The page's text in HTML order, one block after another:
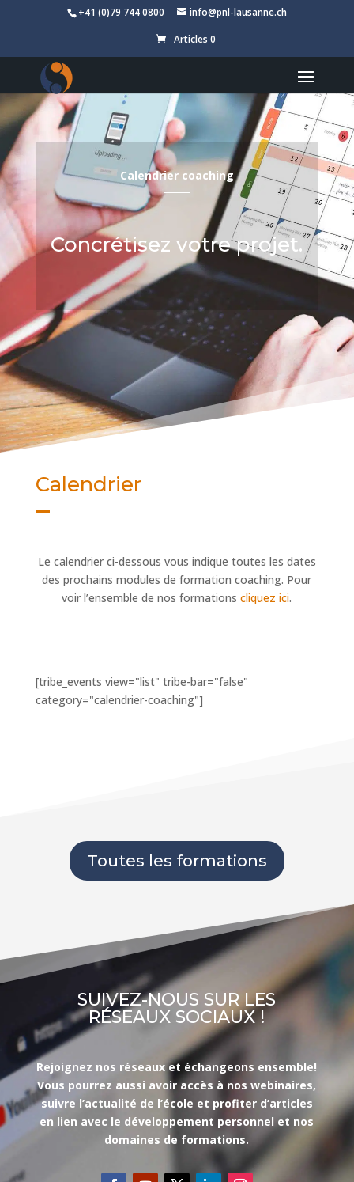
+41 (0)79 744 0800
info@pnl-lausanne.ch
Articles 0
Calendrier coaching
Concrétisez votre projet.
Calendrier
Le calendrier ci-dessous vous indique toutes les dates
des prochains modules de formation coaching. Pour
voir l’ensemble de nos formationscliquez ici.
[tribe_events view="list" tribe-bar="false"
category="calendrier-coaching"]
Toutes les formations
SUIVEZ-NOUS SUR LES
RÉSEAUX SOCIAUX !
Rejoignez nos réseaux et échangeons ensemble!
Vous pourrez aussi avoir accès à nos webinaires,
suivre l’actualité de l’école et profiter d’articles
en lien avec le développement personnel et nos
domaines de formations.